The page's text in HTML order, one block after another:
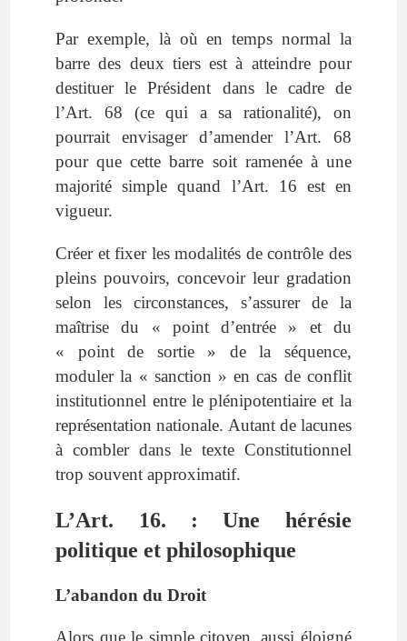
Par exemple, là où en temps normal la
barre des deux tiers est à atteindre pour
destituer le Président dans le cadre de
l’Art. 68 (ce qui a sa rationalité), on
pourrait envisager d’amender l’Art. 68
pour que cette barre soit ramenée à une
majorité simple quand l’Art. 16 est en
vigueur.
Créer et fixer les modalités de contrôle des
pleins pouvoirs, concevoir leur gradation
selon les circonstances, s’assurer de la
maîtrise du « point d’entrée » et du
« point de sortie » de la séquence,
moduler la « sanction » en cas de conflit
institutionnel entre le plénipotentiaire et la
représentation nationale. Autant de lacunes
à combler dans le texte Constitutionnel
trop souvent approximatif.
L’Art. 16. : Une hérésie
politique et philosophique
L’abandon du Droit
Alors que le simple citoyen, aussi éloigné